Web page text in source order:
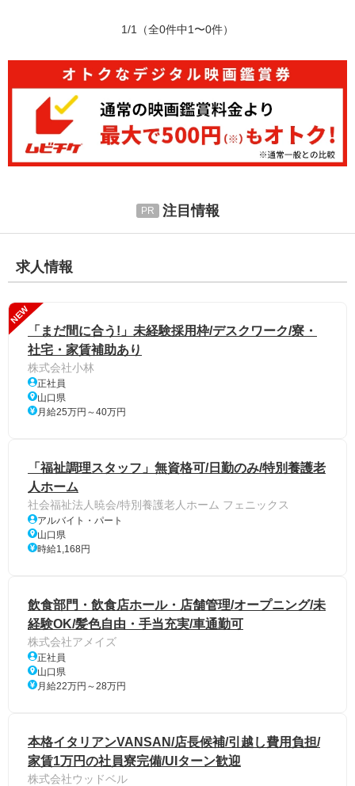
1/1 （全0件中1〜0件）
注目情報
求人情報
NEW
「まだ間に合う!」未経験採用枠/デスクワーク/寮・
社宅・家賃補助あり
株式会社小林
正社員
山口県
月給25万円～40万円
「福祉調理スタッフ」無資格可/日勤のみ/特別養護老
人ホーム
社会福祉法人暁会/特別養護老人ホーム フェニックス
アルバイト・パート
山口県
時給1,168円
飲食部門・飲食店ホール・店舗管理/オープニング/未
経験OK/髪色自由・手当充実/車通勤可
株式会社アメイズ
正社員
山口県
月給22万円～28万円
本格イタリアンVANSAN/店長候補/引越し費用負担/
家賃1万円の社員寮完備/UIターン歓迎
株式会社ウッドベル